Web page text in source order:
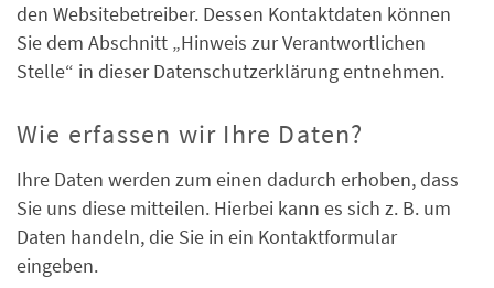
den Websitebetreiber. Dessen Kontaktdaten können
Sie dem Abschnitt „Hinweis zur Verantwortlichen
Stelle“ in dieser Datenschutzerklärung entnehmen.
Wie erfassen wir Ihre Daten?
Ihre Daten werden zum einen dadurch erhoben, dass
Sie uns diese mitteilen. Hierbei kann es sich z. B. um
Daten handeln, die Sie in ein Kontaktformular
eingeben.